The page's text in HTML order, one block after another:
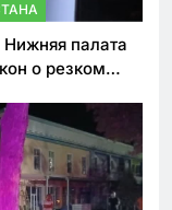
палата
о резком